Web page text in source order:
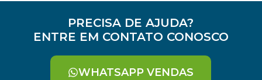
PRECISA DE AJUDA?
ENTRE EM CONTATO CONOSCO
WHATSAPP VENDAS